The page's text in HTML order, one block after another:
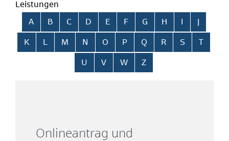
Leistungen
Alphabetisches Register überspringen
A B C D E F G H
K L M N O P Q R S T
U V W Z
Onlineantrag und